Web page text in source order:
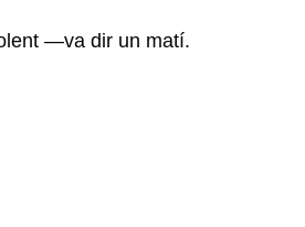
—va dir un matí.